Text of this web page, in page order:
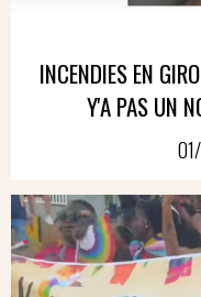
INCENDIES EN
Y'A PAS UN